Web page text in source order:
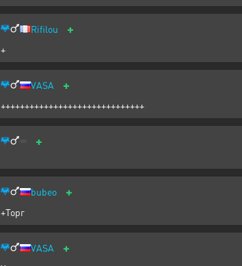
Rifilou +
+
VASA +
++++++++++++++++++++++++++++++
+
bubeo +
+Торг
VASA +